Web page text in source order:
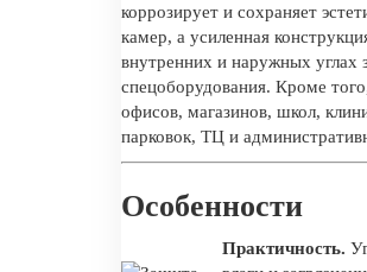
коррозирует и сохраняет
камер, а усиленная
внутренних и наружных углах
спецоборудования. Кроме
офисов, магазинов, школ,
парковок, ТЦ и
Особенности
Практичность.